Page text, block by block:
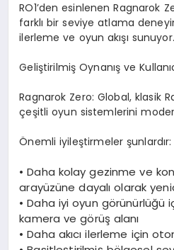
RO1’den esinlenen Ragnarok
farklı bir seviye atlama
ilerleme ve oyun akışı sunuyor.
Geliştirilmiş Oynanış ve
Ragnarok Zero: Global, klasik
çeşitli oyun sistemlerini
Önemli iyileştirmeler şunlardır:
•Daha kolay gezinme ve
arayüzüne dayalı olarak
•Daha iyi oyun görünürlüğü
kamera ve görüş alanı
•Daha akıcı ilerleme için